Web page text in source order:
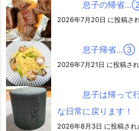
息子の帰省
2026年7月20日 に投稿さ
息子帰省…③
2026年7月21日 に投稿さ
息子は帰って
な日常に戻ります！
2026年8月3日 に投稿され